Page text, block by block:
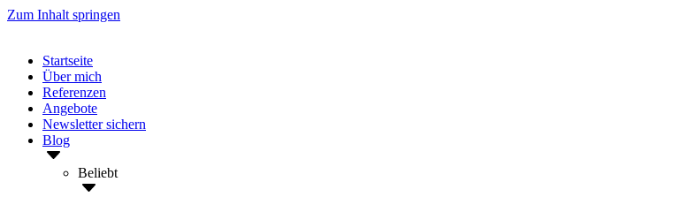
Zum Inhalt springen
Startseite
Über mich
Referenzen
Angebote
Newsletter sichern
Blog
Beliebt